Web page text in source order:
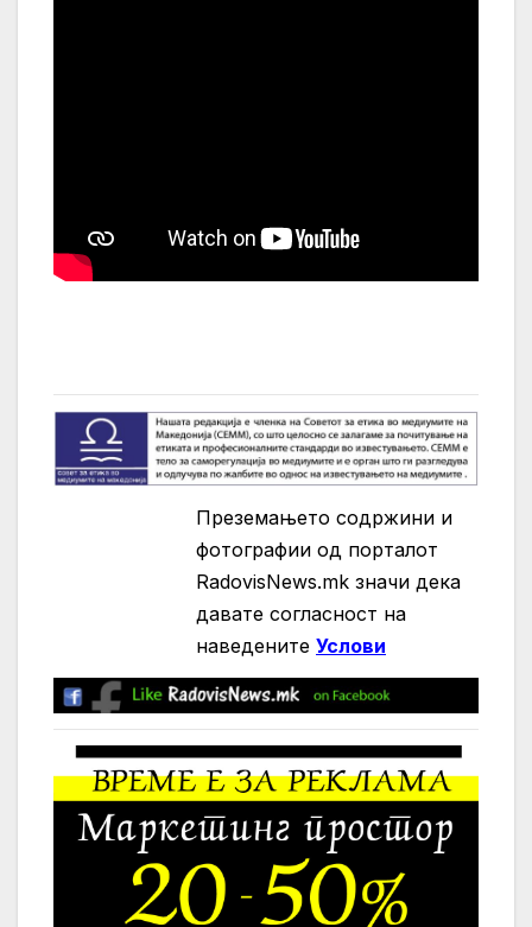
Преземањето содржини и
фотографии од порталот
RadovisNews.mk значи дека
давате согласност на
нaведените Услови